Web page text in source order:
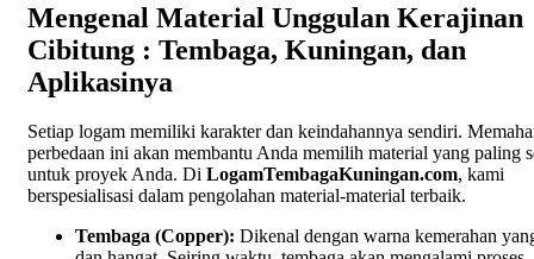
Mengenal Material Unggulan Kerajinan
Cibitung : Tembaga, Kuningan, dan
Aplikasinya
Setiap logam memiliki karakter dan keindahannya sendiri.
perbedaan ini akan membantu Anda memilih material yang paling
untuk proyek Anda. Di LogamTembagaKuningan.com, kami
berspesialisasi dalam pengolahan material-material terbaik.
Tembaga (Copper): Dikenal dengan warna kemerahan